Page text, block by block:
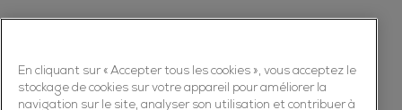
En cliquant sur « Accepter tous les cookies », vous acceptez le
stockage de cookies sur votre appareil pour améliorer la
navigation sur le site, analyser son utilisation et contribuer à